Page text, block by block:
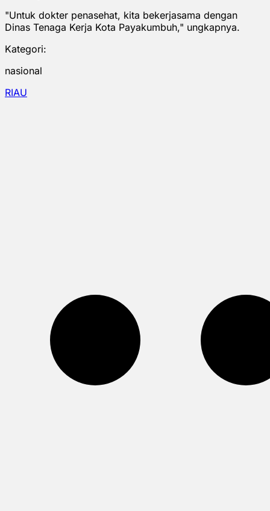
"Untuk dokter penasehat, kita bekerjasama dengan
Dinas Tenaga Kerja Kota Payakumbuh," ungkapnya.
Kategori:
nasional
RIAU